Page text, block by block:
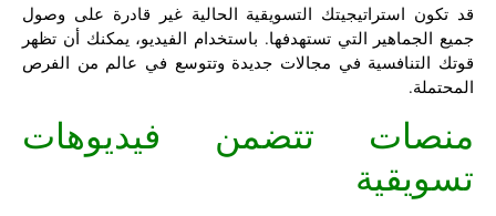
قد تكون استراتيجيتك التسويقية الحالية غير قادرة على وصول
جميع الجماهير التي تستهدفها. باستخدام الفيديو، يمكنك أن تظهر
قوتك التنافسية في مجالات جديدة وتتوسع في عالم من الفرص
المحتملة.
منصات تتضمن فيديوهات
تسويقية